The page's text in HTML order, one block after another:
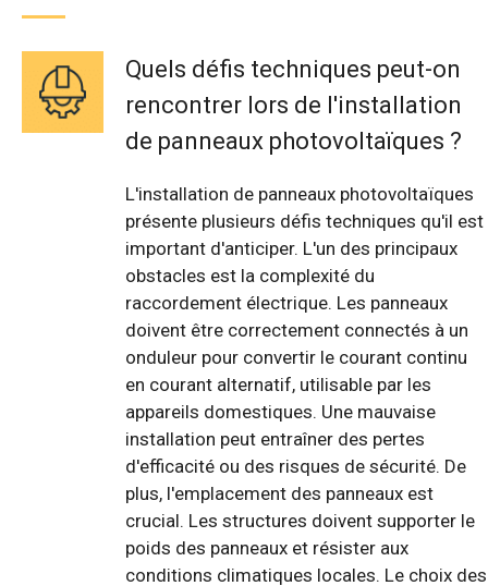
Quels défis techniques peut-on
rencontrer lors de l'installation
de panneaux photovoltaïques ?
L'installation de panneaux photovoltaïques
présente plusieurs défis techniques qu'il est
important d'anticiper. L'un des principaux
obstacles est la complexité du
raccordement électrique. Les panneaux
doivent être correctement connectés à un
onduleur pour convertir le courant continu
en courant alternatif, utilisable par les
appareils domestiques. Une mauvaise
installation peut entraîner des pertes
d'efficacité ou des risques de sécurité. De
plus, l'emplacement des panneaux est
crucial. Les structures doivent supporter le
poids des panneaux et résister aux
conditions climatiques locales. Le choix des